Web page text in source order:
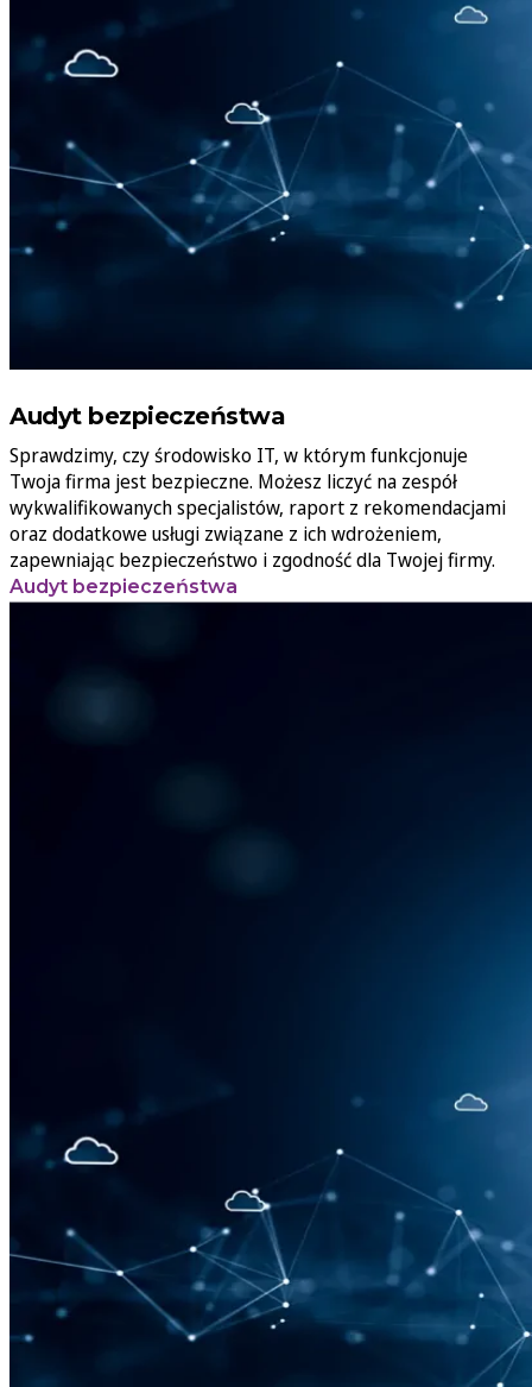
Audyt bezpieczeństwa
Sprawdzimy, czy środowisko IT, w którym funkcjonuje
Twoja firma jest bezpieczne. Możesz liczyć na zespół
wykwalifikowanych specjalistów, raport z rekomendacjami
oraz dodatkowe usługi związane z ich wdrożeniem,
zapewniając bezpieczeństwo i zgodność dla Twojej firmy.
Audyt bezpieczeństwa